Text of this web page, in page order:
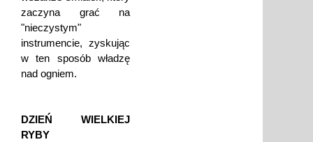
zaczyna grać na
"nieczystym"
instrumencie, zyskując
w ten sposób władzę
nad ogniem.
DZIEŃ WIELKIEJ
RYBY